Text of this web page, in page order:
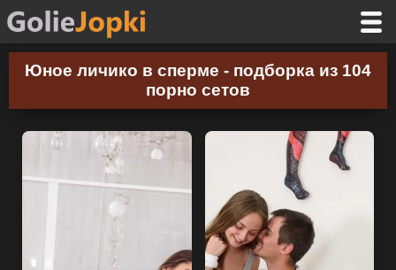
Юное личико в сперме - подборка из 104
порно сетов